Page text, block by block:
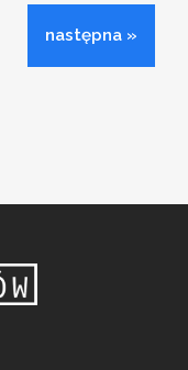
następna »